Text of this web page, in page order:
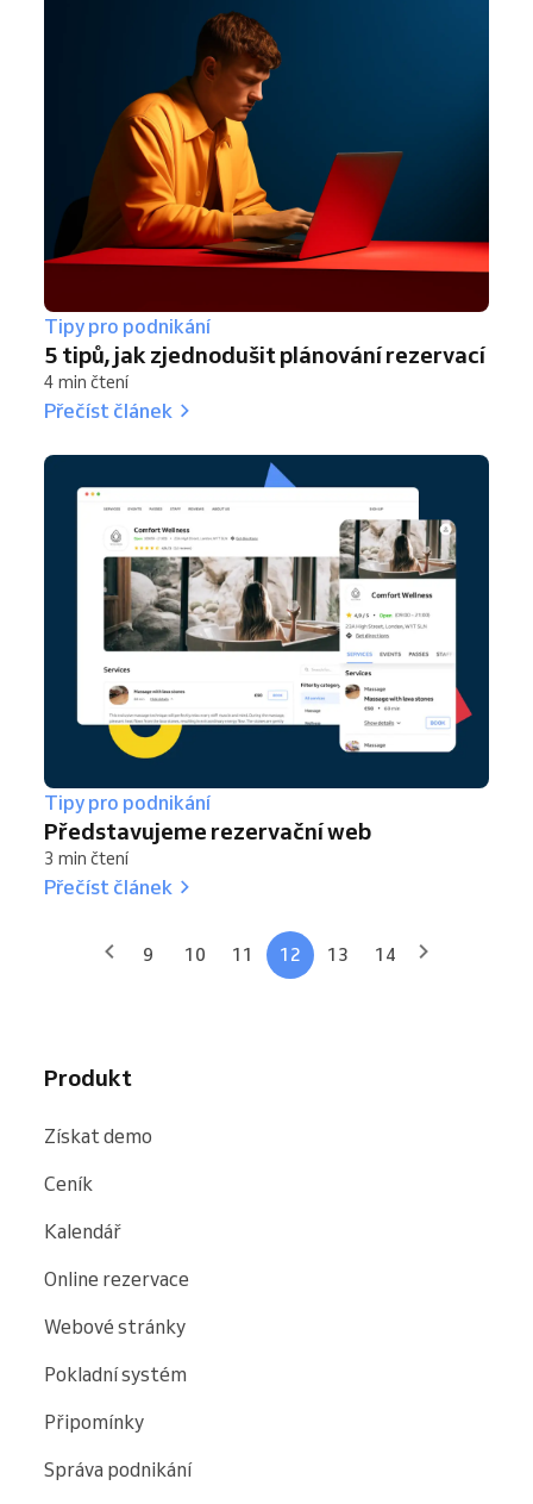
Tipy pro podnikání
5 tipů, jak zjednodušit plánování rezervací
4 min čtení
Přečíst článek
Tipy pro podnikání
Představujeme rezervační web
3 min čtení
Přečíst článek
9 10 11 12 13 14
Produkt
Získat demo
Ceník
Kalendář
Online rezervace
Webové stránky
Pokladní systém
Připomínky
Správa podnikání